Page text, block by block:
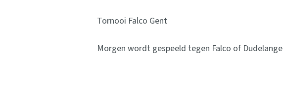
Tornooi Falco Gent
Morgen wordt gespeeld tegen Falco of Dudelange